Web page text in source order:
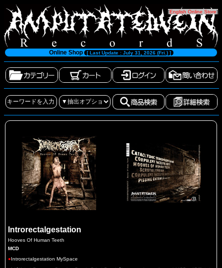
[English Online Store]
Online Shop [ Last Update : July 31, 2026 (Fri.) ]
Introrectalgestation
Hooves Of Human Teeth
MCD
●Introrectalgestation MySpace